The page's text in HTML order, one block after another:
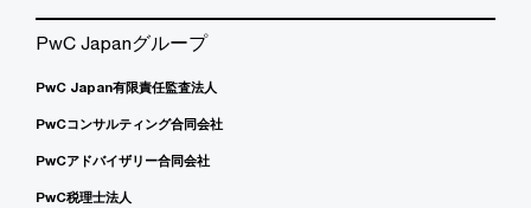
PwC Japanグループ
PwC Japan有限責任監査法人
PwCコンサルティング合同会社
PwCアドバイザリー合同会社
PwC税理士法人